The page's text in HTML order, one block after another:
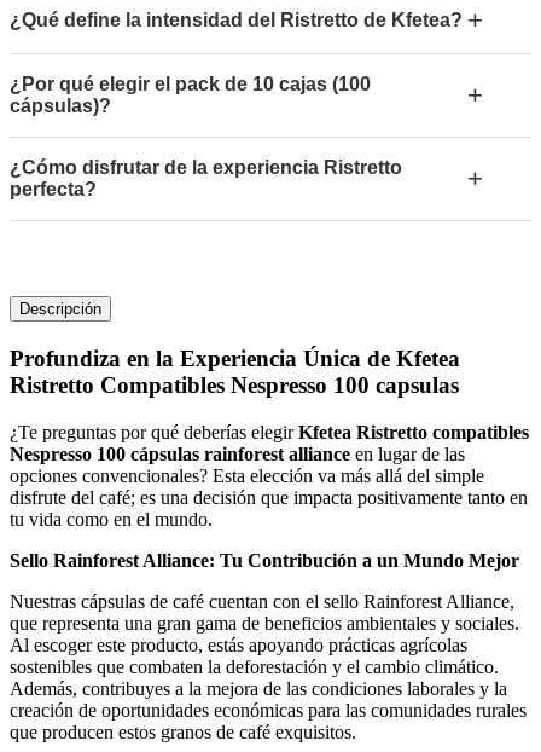
¿Qué define la intensidad del Ristretto de Kfetea? +
¿Por qué elegir el pack de 10 cajas (100
cápsulas)?
+
¿Cómo disfrutar de la experiencia Ristretto
perfecta?
+
Descripción
Profundiza en la Experiencia Única de Kfetea
Ristretto Compatibles Nespresso 100 capsulas
¿Te preguntas por qué deberías elegirKfetea Ristretto compatibles
Nespresso 100 cápsulas rainforest alliance en lugar de las
opciones convencionales? Esta elección va más allá del simple
disfrute del café; es una decisión que impacta positivamente tanto en
tu vida como en el mundo.
Sello Rainforest Alliance: Tu Contribución a un Mundo Mejor
Nuestras cápsulas de café cuentan con el sello Rainforest Alliance,
que representa una gran gama de beneficios ambientales y sociales.
Al escoger este producto, estás apoyando prácticas agrícolas
sostenibles que combaten la deforestación y el cambio climático.
Además, contribuyes a la mejora de las condiciones laborales y la
creación de oportunidades económicas para las comunidades rurales
que producen estos granos de café exquisitos.